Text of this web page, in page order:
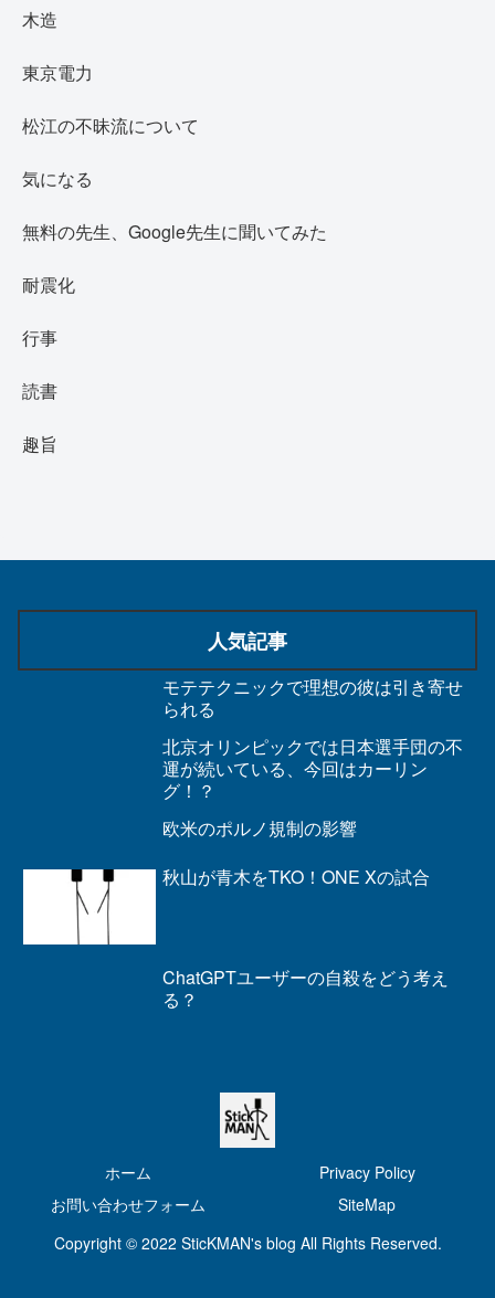
木造
東京電力
松江の不昧流について
気になる
無料の先生、Google先生に聞いてみた
耐震化
行事
読書
趣旨
人気記事
モテテクニックで理想の彼は引き寄せ
られる
北京オリンピックでは日本選手団の不
運が続いている、今回はカーリン
グ！？
欧米のポルノ規制の影響
秋山が青木をTKO！ONE Xの試合
ChatGPTユーザーの自殺をどう考え
る？
ホーム
Privacy Policy
お問い合わせフォーム
SiteMap
Copyright © 2022 SticKMAN's blog All Rights Reserved.